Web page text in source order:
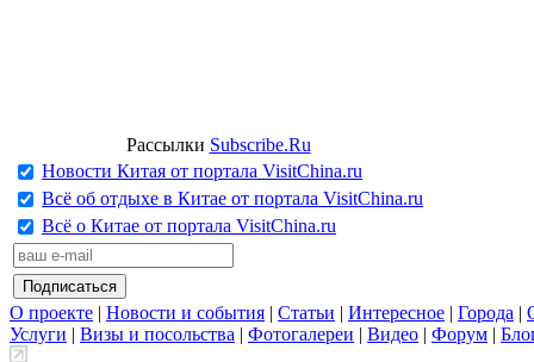
Рассылки Subscribe.Ru
Новости Китая от портала VisitChina.ru
Всё об отдыхе в Китае от портала VisitChina.ru
Всё о Китае от портала VisitChina.ru
О проекте | Новости и события | Статьи | Интересное | Города |
Услуги | Визы и посольства | Фотогалереи | Видео | Форум |